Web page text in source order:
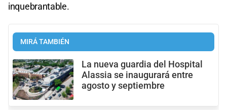
inquebrantable.
MIRÁ TAMBIÉN
La nueva guardia del Hospital
Alassia se inaugurará entre
agosto y septiembre